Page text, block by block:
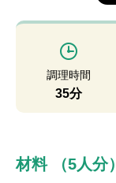
調理時間
35分
材料 （5人分）